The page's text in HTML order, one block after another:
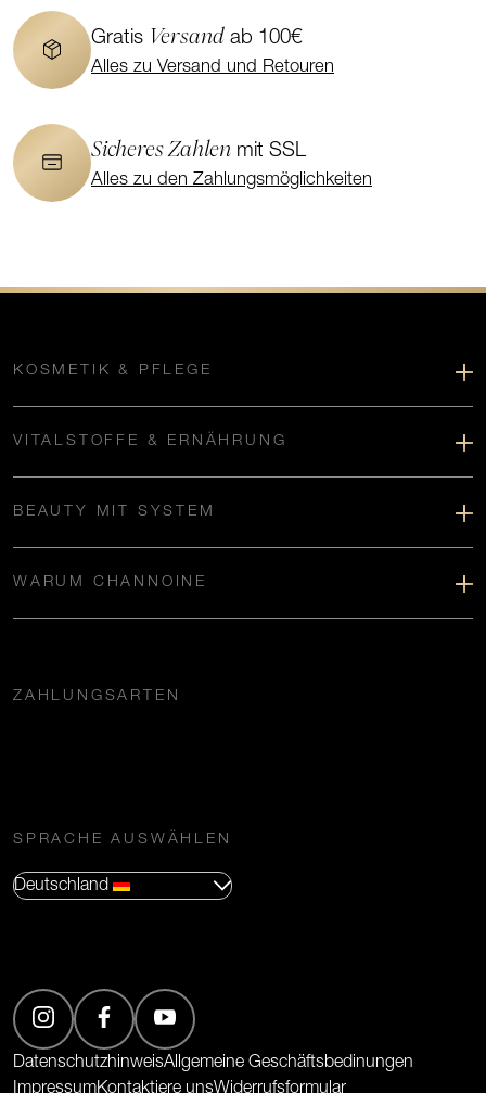
Gratis Versand ab 100€
Alles zu Versand und Retouren
Sicheres Zahlen mit SSL
Alles zu den Zahlungsmöglichkeiten
KOSMETIK & PFLEGE
VITALSTOFFE & ERNÄHRUNG
BEAUTY MIT SYSTEM
WARUM CHANNOINE
ZAHLUNGSARTEN
SPRACHE AUSWÄHLEN
Deutschland
DatenschutzhinweisAllgemeine Geschäftsbedinungen
ImpressumKontaktiere unsWiderrufsformular
(Öffnet in neuem Tab)
(Öffnet in neuem Tab)
(Öffnet in neuem Tab)